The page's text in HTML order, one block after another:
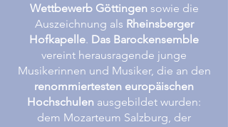
Wettbewerb Göttingensowie die
Auszeichnung als Rheinsberger
Hofkapelle. Das Barockensemble
vereint herausragende junge
Musikerinnen und Musiker, die an den
renommiertesten europäischen
Hochschulen ausgebildet wurden:
dem Mozarteum Salzburg, der